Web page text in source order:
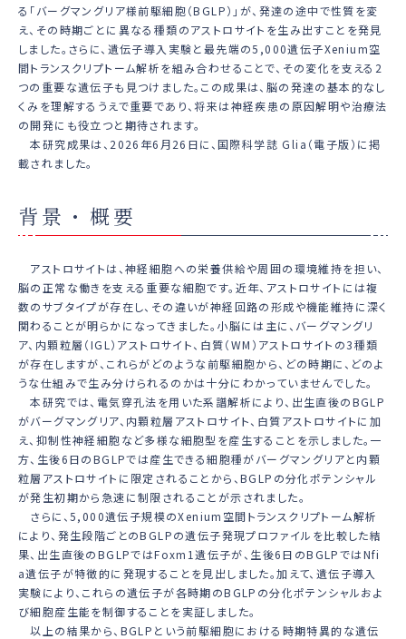
る「バーグマングリア様前駆細胞（BGLP）」が、発達の途中で性質を変
え、その時期ごとに異なる種類のアストロサイトを生み出すことを発見
しました。さらに、遺伝子導入実験と最先端の5,000遺伝子Xenium空
間トランスクリプトーム解析を組み合わせることで、その変化を支える2
つの重要な遺伝子も見つけました。この成果は、脳の発達の基本的なし
くみを理解するうえで重要であり、将来は神経疾患の原因解明や治療法
の開発にも役立つと期待されます。
本研究成果は、2026年6月26日に、国際科学誌 Glia （電子版）に掲
載されました。
背景・概要
アストロサイトは、神経細胞への栄養供給や周囲の環境維持を担い、
脳の正常な働きを支える重要な細胞です。近年、アストロサイトには複
数のサブタイプが存在し、その違いが神経回路の形成や機能維持に深く
関わることが明らかになってきました。小脳には主に、バーグマングリ
ア、内顆粒層（IGL）アストロサイト、白質（WM）アストロサイトの3種類
が存在しますが、これらがどのような前駆細胞から、どの時期に、どのよ
うな仕組みで生み分けられるのかは十分にわかっていませんでした。
本研究では、電気穿孔法を用いた系譜解析により、出生直後のBGLP
がバーグマングリア、内顆粒層アストロサイト、白質アストロサイトに加
え、抑制性神経細胞など多様な細胞型を産生することを示しました。一
方、生後6日のBGLPでは産生できる細胞種がバーグマングリアと内顆
粒層アストロサイトに限定されることから、BGLPの分化ポテンシャル
が発生初期から急速に制限されることが示されました。
さらに、5,000遺伝子規模のXenium空間トランスクリプトーム解析
により、発生段階ごとのBGLPの遺伝子発現プロファイルを比較した結
果、出生直後のBGLPではFoxm1遺伝子が、生後6日のBGLPではNfi
a遺伝子が特徴的に発現することを見出しました。加えて、遺伝子導入
実験により、これらの遺伝子が各時期のBGLPの分化ポテンシャルおよ
び細胞産生能を制御することを実証しました。
以上の結果から、BGLPという前駆細胞における時期特異的な遺伝